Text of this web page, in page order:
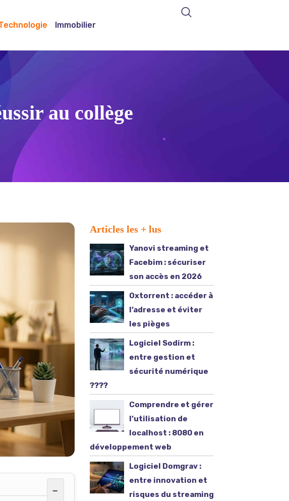
Immobilier
au collège
−
Articles les + lus
Yanovi streaming et
Facebim : sécuriser
son accès en 2026
Oxtorrent : accéder à
l’adresse et éviter
les pièges
Logiciel Sodirm :
entre gestion et
sécurité numérique
????️
Comprendre et gérer
l’utilisation de
localhost : 8080 en
développement web
Logiciel Domgrav :
entre innovation et
risques du streaming